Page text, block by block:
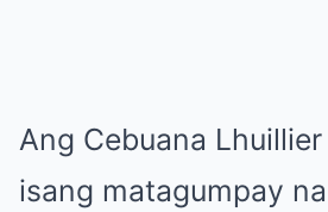
Ang Cebuana
isang matagumpay